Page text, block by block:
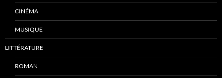
CINÉMA
MUSIQUE
LITTÉRATURE
ROMAN